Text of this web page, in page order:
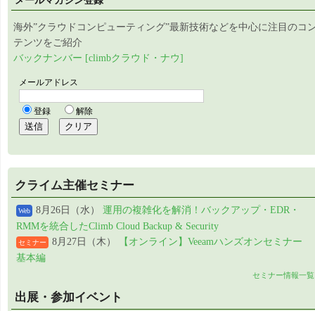
海外”クラウドコンピューティング”最新技術などを中心に注目のコ
テンツをご紹介
バックナンバー [climbクラウド・ナウ]
クライム主催セミナー
Web 8月26日（水） 運用の複雑化を解消！バックアップ・EDR・
RMMを統合したClimb Cloud Backup & Security
セミナー 8月27日（木）
【オンライン】Veeamハンズオンセミナー
基本編
セミナー情報一覧
出展・参加イベント